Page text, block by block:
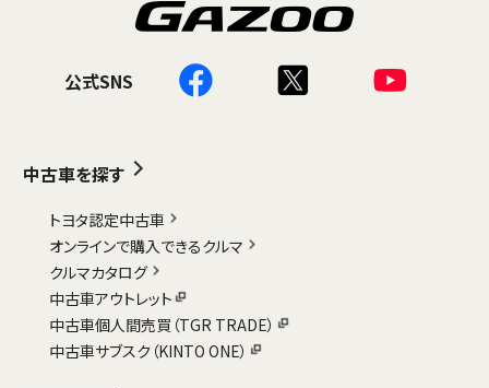
公式SNS
中古車を探す
トヨタ認定中古車
オンラインで購入できるクルマ
クルマカタログ
中古車アウトレット
中古車個人間売買（TGR TRADE）
中古車サブスク（KINTO ONE）